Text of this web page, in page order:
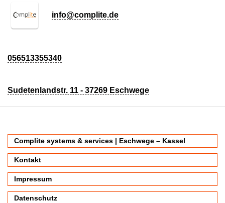
info@complite.de
056513355340
Sudetenlandstr. 11 - 37269 Eschwege
Complite systems & services | Eschwege – Kassel
Kontakt
Impressum
Datenschutz